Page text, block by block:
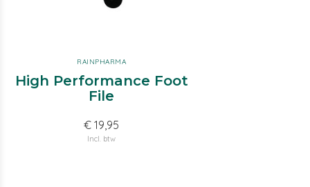
RAINPHARMA
High Performance Foot
File
€ 19,95
Incl. btw